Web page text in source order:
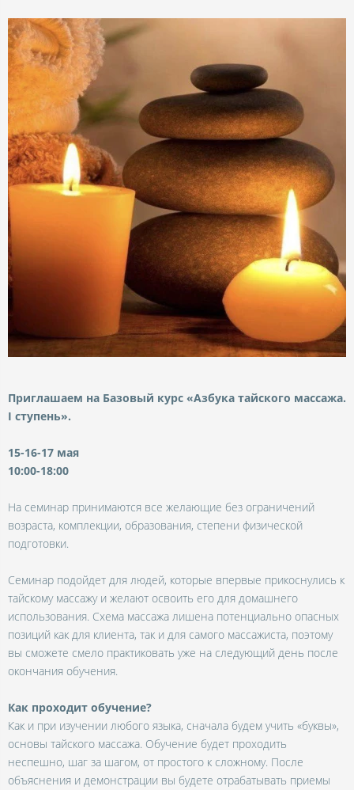
Приглашаем на Базовый курс «Азбука тайского массажа.
I ступень».
15-16-17 мая
10:00-18:00
На семинар принимаются все желающие без ограничений
возраста, комплекции, образования, степени физической
подготовки.
Семинар подойдет для людей, которые впервые прикоснулись к
тайскому массажу и желают освоить его для домашнего
использования. Схема массажа лишена потенциально опасных
позиций как для клиента, так и для самого массажиста, поэтому
вы сможете смело практиковать уже на следующий день после
окончания обучения.
Как проходит обучение?
Как и при изучении любого языка, сначала будем учить «буквы»,
основы тайского массажа. Обучение будет проходить
неспешно, шаг за шагом, от простого к сложному. После
объяснения и демонстрации вы будете отрабатывать приемы